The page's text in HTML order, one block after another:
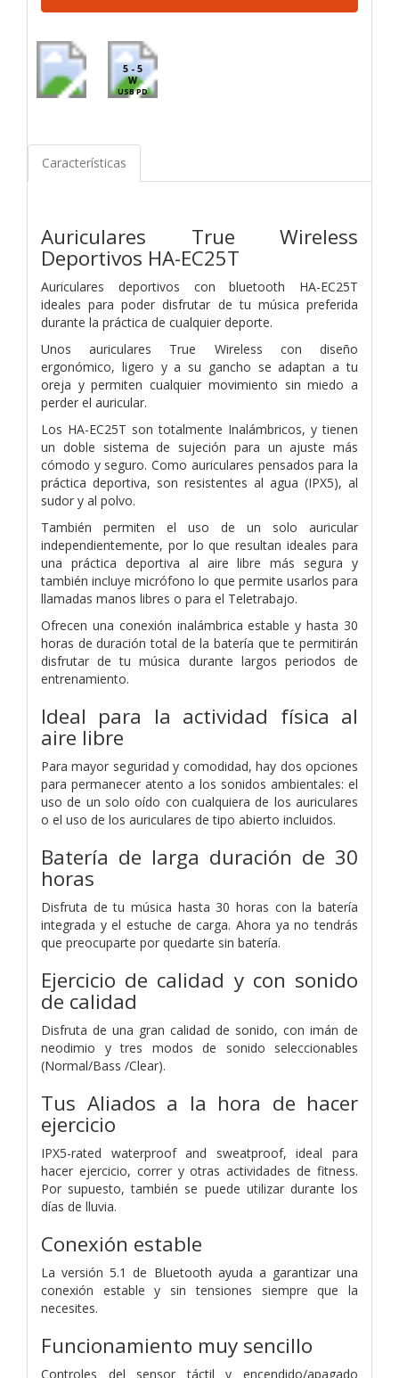
5 - 5
W
USB PD
Características
Auriculares True Wireless
Deportivos HA-EC25T
Auriculares deportivos con bluetooth HA-EC25T
ideales para poder disfrutar de tu música preferida
durante la práctica de cualquier deporte.
Unos auriculares True Wireless con diseño
ergonómico, ligero y a su gancho se adaptan a tu
oreja y permiten cualquier movimiento sin miedo a
perder el auricular.
Los HA-EC25T son totalmente Inalámbricos, y tienen
un doble sistema de sujeción para un ajuste más
cómodo y seguro. Como auriculares pensados para la
práctica deportiva, son resistentes al agua (IPX5), al
sudor y al polvo.
También permiten el uso de un solo auricular
independientemente, por lo que resultan ideales para
una práctica deportiva al aire libre más segura y
también incluye micrófono lo que permite usarlos para
llamadas manos libres o para el Teletrabajo.
Ofrecen una conexión inalámbrica estable y hasta 30
horas de duración total de la batería que te permitirán
disfrutar de tu música durante largos periodos de
entrenamiento.
Ideal para la actividad física al
aire libre
Para mayor seguridad y comodidad, hay dos opciones
para permanecer atento a los sonidos ambientales: el
uso de un solo oído con cualquiera de los auriculares
o el uso de los auriculares de tipo abierto incluidos.
Batería de larga duración de 30
horas
Disfruta de tu música hasta 30 horas con la batería
integrada y el estuche de carga. Ahora ya no tendrás
que preocuparte por quedarte sin batería.
Ejercicio de calidad y con sonido
de calidad
Disfruta de una gran calidad de sonido, con imán de
neodimio y tres modos de sonido seleccionables
(Normal/Bass /Clear).
Tus Aliados a la hora de hacer
ejercicio
IPX5-rated waterproof and sweatproof, ideal para
hacer ejercicio, correr y otras actividades de fitness.
Por supuesto, también se puede utilizar durante los
días de lluvia.
Conexión estable
La versión 5.1 de Bluetooth ayuda a garantizar una
conexión estable y sin tensiones siempre que la
necesites.
Funcionamiento muy sencillo
Controles del sensor táctil y encendido/apagado